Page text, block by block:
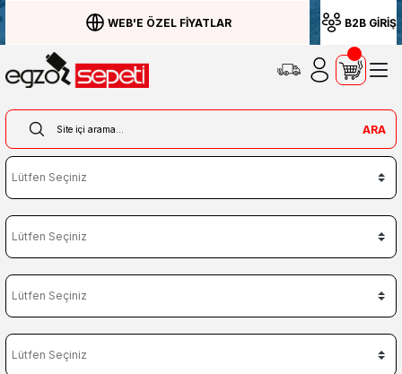
WEB'E ÖZEL FİYATLAR B2B GİRİŞ
ARA